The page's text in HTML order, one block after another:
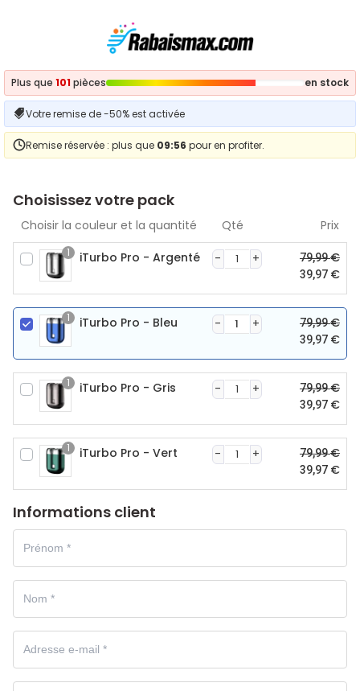
Plus que 101 pièces en stock
Votre remise de -50% est activée
Remise réservée : plus que 09:56 pour en profiter.
Choisissez votre pack
Choisir la couleur et la quantité Qté Prix
1 iTurbo Pro - Argenté 79,99€
39,97 €
1 iTurbo Pro - Bleu 79,99€
39,97 €
1 iTurbo Pro - Gris 79,99€
39,97 €
1 iTurbo Pro - Vert 79,99€
39,97 €
Informations client